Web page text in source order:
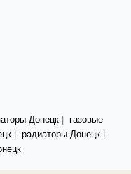
Донецк|
газовые
| радиаторы Донецк|